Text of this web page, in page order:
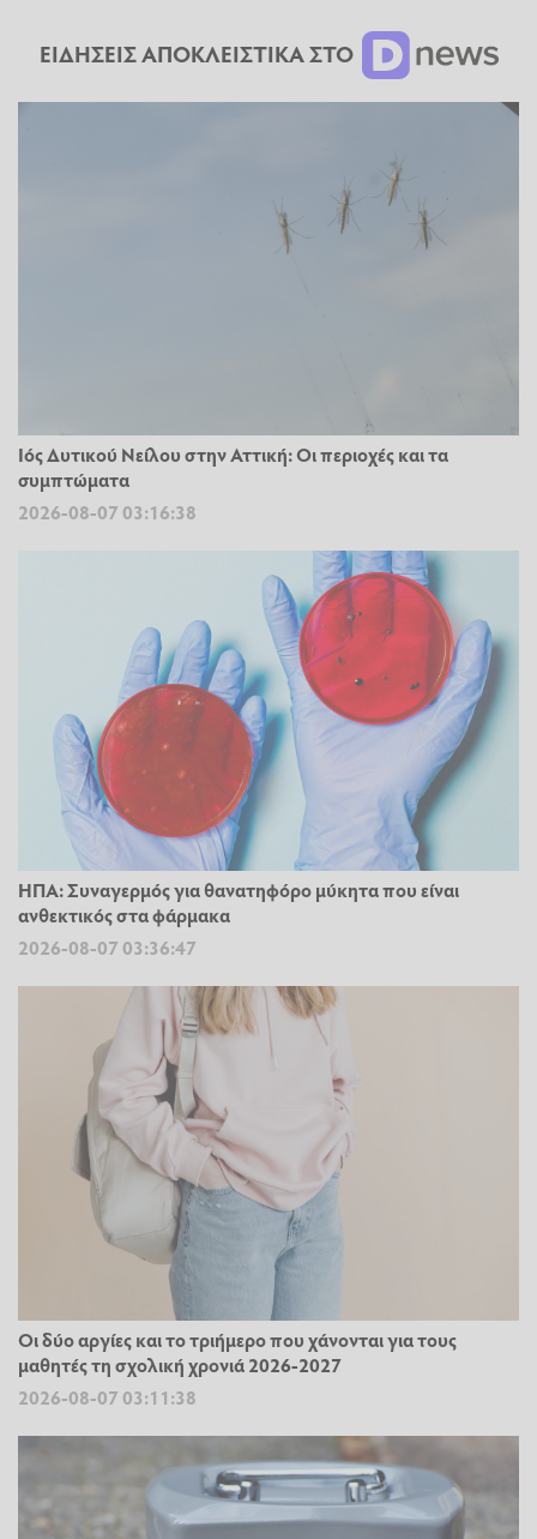
ΕΙΔΗΣΕΙΣ ΑΠΟΚΛΕΙΣΤΙΚΑ ΣΤΟ
Ιός Δυτικού Νείλου στην Αττική: Οι περιοχές και τα
συμπτώματα
2026-08-07 03:16:38
ΗΠΑ: Συναγερμός για θανατηφόρο μύκητα που είναι
ανθεκτικός στα φάρμακα
2026-08-07 03:36:47
Οι δύο αργίες και το τριήμερο που χάνονται για τους
μαθητές τη σχολική χρονιά 2026-2027
2026-08-07 03:11:38